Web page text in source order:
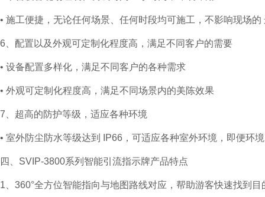
• 施工便捷，无论任何场景、任何时段均可施工，不影响现场
6、配置以及外观可定制化程度高，满足不同客户的需要
• 设备配置多样化，满足不同客户的各种需求
• 外观可定制化程度高，满足不同场景内的美陈效果
7、超高的防护等级，适应各种环境
• 室外防尘防水等级达到 IP66，可适应各种室外环境，即便环境
四、SVIP-3800系列智能引流指示牌产品特点
1、360°全方位智能指向与地图路线对应，帮助游客快速找到目